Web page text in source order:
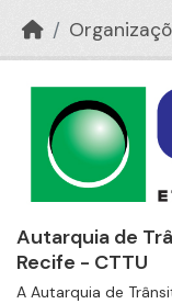
Autarquia de
Recife - CTTU
A Autarquia de